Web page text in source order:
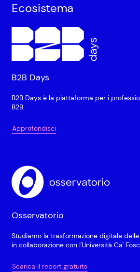
Ecosistema
B2B Days
B2B Days è la piattaforma per i
B2B.
Approfondisci
Osservatorio
Studiamo la trasformazione digitale
in collaborazione con l'Università Ca'
Scarica il report gratuito